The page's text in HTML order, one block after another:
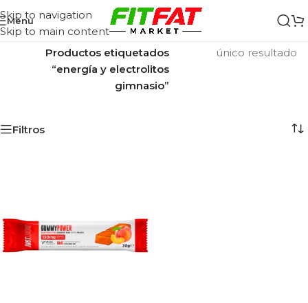
Skip to navigation
Skip to main content
Menu
Inicio/
Productos etiquetados
“energía y electrolitos
gimnasio”
único resultado
Filtros